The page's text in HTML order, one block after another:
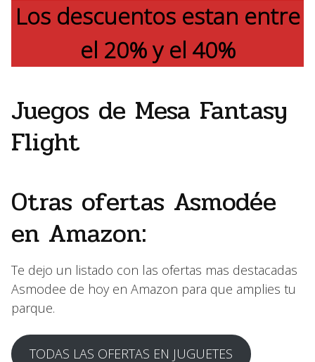
Los descuentos estan entre
el 20% y el 40%
Juegos de Mesa Fantasy
Flight
Otras ofertas Asmodée
en Amazon:
Te dejo un listado con las ofertas mas destacadas
Asmodee de hoy en Amazon para que amplies tu
parque.
TODAS LAS OFERTAS EN JUGUETES